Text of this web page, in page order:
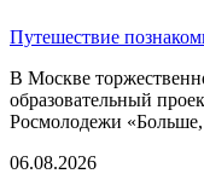
Путешествие
В Москве
образовательный
Росмолодежи
06.08.2026